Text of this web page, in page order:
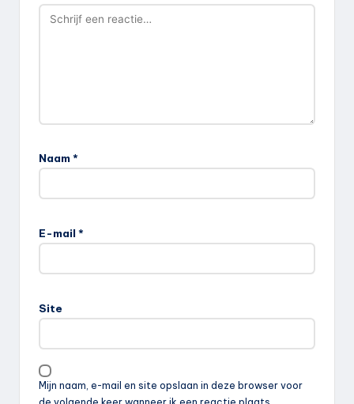
Naam *
E-mail *
Site
Mijn naam, e-mail en site opslaan in deze browser voor